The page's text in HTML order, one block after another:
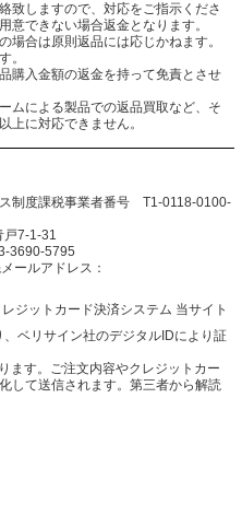
致しますので、対応をご指示くださ
できない場合返金となります。
場合は原則返品には応じかねます。
。
購入金額の返金を持って免責とさせ
ムによる製品での返品買取など、そ
上に対応できません。
制度課税事業者番号 T1-0118-0100-
7-1-31
3690-5795
ールアドレス：
当サイト
ベリサイン社のデジタルIDにより証
ます。ご注文内容やクレジットカー
して送信されます。第三者から解読